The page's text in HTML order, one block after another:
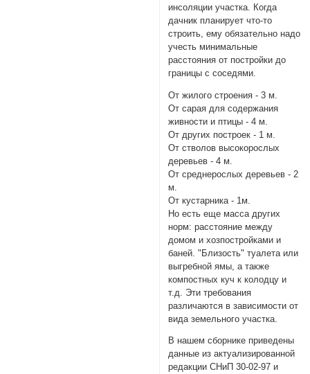
инсоляции участка. Когда
дачник планирует что-то
строить, ему обязательно надо
учесть минимальные
расстояния от постройки до
границы с соседями.
От жилого строения - 3 м.
От сарая для содержания
живности и птицы - 4 м.
От других построек - 1 м.
От стволов высокорослых
деревьев - 4 м.
От среднерослых деревьев - 2
м.
От кустарника - 1м.
Но есть еще масса других
норм: расстояние между
домом и хозпостройками и
баней. "Близость" туалета или
выгребной ямы, а также
компостных куч к колодцу и
т.д. Эти требования
различаются в зависимости от
вида земельного участка.
В нашем сборнике приведены
данные из актуализированной
редакции СНиП 30-02-97 и